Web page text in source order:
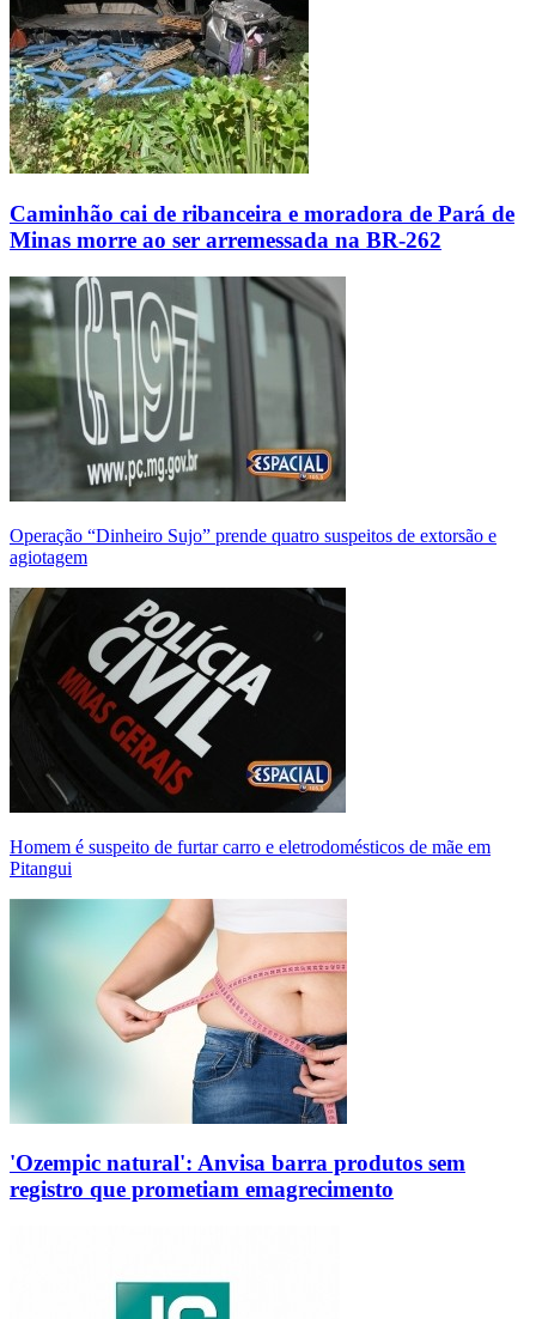
Caminhão cai de ribanceira e moradora de Pará de
Minas morre ao ser arremessada na BR-262
Operação “Dinheiro Sujo” prende quatro suspeitos de extorsão e
agiotagem
Homem é suspeito de furtar carro e eletrodomésticos de mãe em
Pitangui
'Ozempic natural': Anvisa barra produtos sem
registro que prometiam emagrecimento